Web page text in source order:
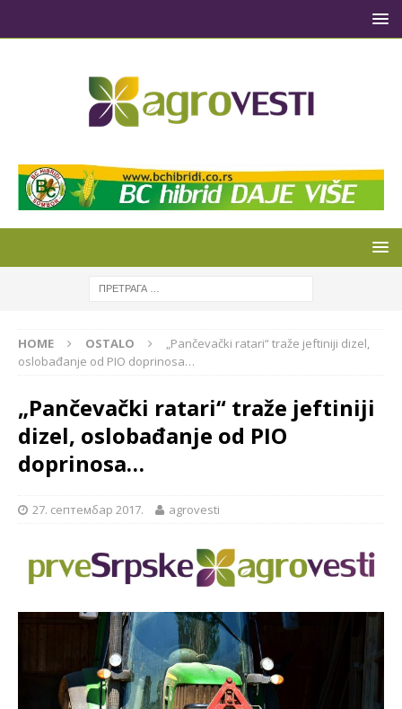
HOME OSTALO
„Pančevački ratari“ traže jeftiniji dizel,
oslobađanje od PIO doprinosa…
„Pančevački ratari“ traže jeftiniji
dizel, oslobađanje od PIO
doprinosa…
27. септембар 2017. agrovesti